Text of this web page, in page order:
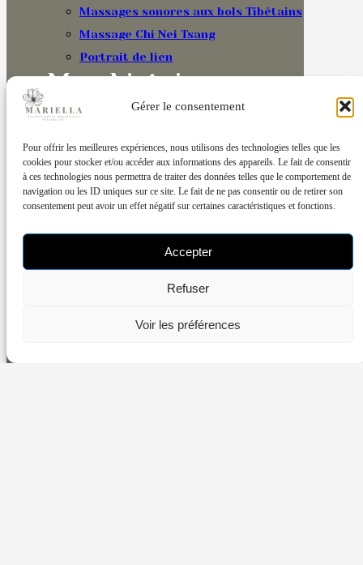
Gérer le consentement
Pour offrir les meilleures expériences, nous utilisons des technologies telles que les
cookies pour stocker et/ou accéder aux informations des appareils. Le fait de consentir
à ces technologies nous permettra de traiter des données telles que le comportement de
navigation ou les ID uniques sur ce site. Le fait de ne pas consentir ou de retirer son
consentement peut avoir un effet négatif sur certaines caractéristiques et fonctions.
Accepter
Refuser
Voir les préférences
Massages sonores aux bols Tibétains
Massage Chi Nei Tsang
Portrait de lien
Mon histoire
Témoignages
Blog
Contact
Réserver une séance
magnétisme – Nantes et à distance.